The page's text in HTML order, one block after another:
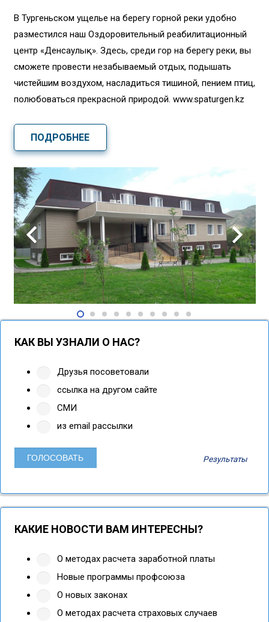
В Тургеньском ущелье на берегу горной реки удобно
разместился наш Оздоровительный реабилитационный
центр «Денсаулық». Здесь, среди гор на берегу реки, вы
сможете провести незабываемый отдых, подышать
чистейшим воздухом, насладиться тишиной, пением птиц,
полюбоваться прекрасной природой. www.spaturgen.kz
ПОДРОБНЕЕ
КАК ВЫ УЗНАЛИ О НАС?
Друзья посоветовали
ссылка на другом сайте
СМИ
из email рассылки
Результаты
КАКИЕ НОВОСТИ ВАМ ИНТЕРЕСНЫ?
О методах расчета заработной платы
Новые программы профсоюза
О новых законах
О методах расчета страховых случаев